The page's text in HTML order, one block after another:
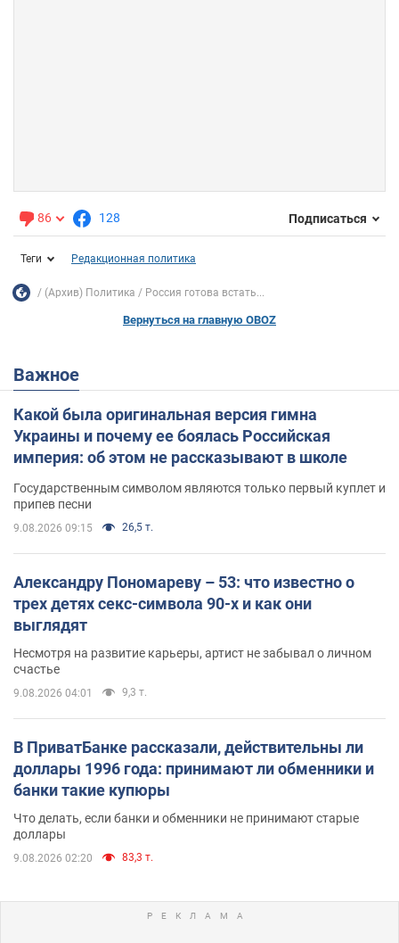
86 128 Подписаться
Теги Редакционная политика
(Архив) Политика Россия готова встать...
Вернуться на главную OBOZ
Важное
Какой была оригинальная версия гимна
Украины и почему ее боялась Российская
империя: об этом не рассказывают в школе
Государственным символом являются только первый куплет и
припев песни
9.08.2026 09:15 26,5 т.
Александру Пономареву – 53: что известно о
трех детях секс-символа 90-х и как они
выглядят
Несмотря на развитие карьеры, артист не забывал о личном
счастье
9.08.2026 04:01 9,3 т.
В ПриватБанке рассказали, действительны ли
доллары 1996 года: принимают ли обменники и
банки такие купюры
Что делать, если банки и обменники не принимают старые
доллары
9.08.2026 02:20 83,3 т.